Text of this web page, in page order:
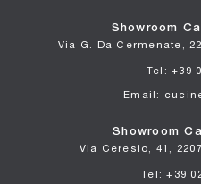
Showroom
Via G. Da Cermenate,
Tel: +39
Email:
Showroom
Via Ceresio, 41,
Tel: +39